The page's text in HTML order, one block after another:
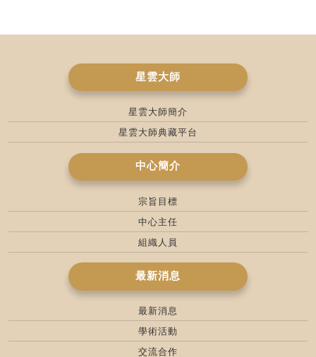
星雲大師
星雲大師簡介
星雲大師典藏平台
中心簡介
宗旨目標
中心主任
組織人員
最新消息
最新消息
學術活動
交流合作